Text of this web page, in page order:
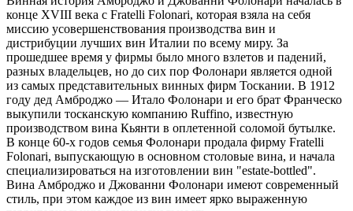
конце XVIII века с Fratelli Folonari, которая взяла на себя
миссию усовершенствования производства вин и
дистрибуции лучших вин Италии по всему миру. За
прошедшее время у фирмы было много взлетов и падений,
разных владельцев, но до сих пор Фолонари является одной
из самых представительных винных фирм Тоскании. В 1912
году дед Амброджо — Итало Фолонари и его брат Франческо
выкупили тосканскую компанию Ruffino, известную
производством вина Кьянти в оплетенной соломой бутылке.
В конце 60-х годов семья Фолонари продала фирму Fratelli
Folonari, выпускающую в основном столовые вина, и начала
специализироваться на изготовлении вин "estate-bottled".
Вина Амброджо и Джованни Фолонари имеют современный
стиль, при этом каждое из вин имеет ярко выраженную